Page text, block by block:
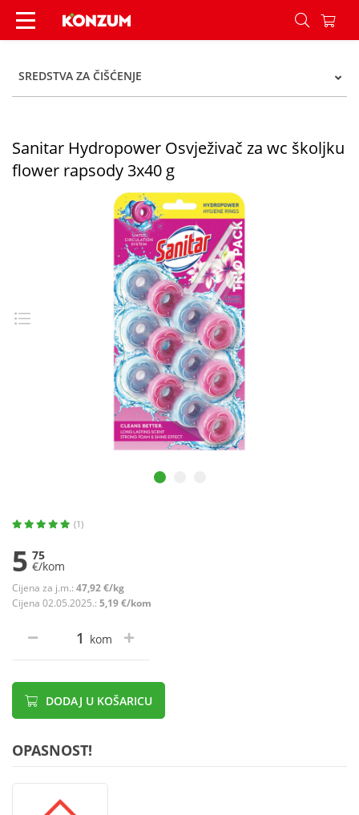
Sanitar Hydropower Osvježivač za wc školjku
SREDSTVA ZA ČIŠĆENJE
Sanitar Hydropower Osvježivač za wc školjku
flower rapsody 3x40 g
(1)
5 75
€/kom
Cijena za j.m.: 47,92 €/kg
Cijena 02.05.2025.: 5,19 €/kom
kom
DODAJ U KOŠARICU
OPASNOST!